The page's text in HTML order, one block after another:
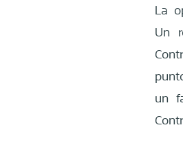
La
Un
un